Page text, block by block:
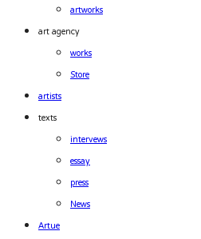
artworks
art agency
works
Store
artists
texts
intervews
essay
press
News
Artue